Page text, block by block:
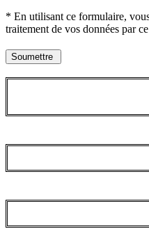
* En utilisant ce formulaire,
traitement de vos données par